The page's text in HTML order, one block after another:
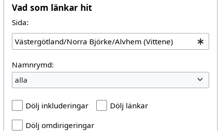
Vad som länkar hit
Sida:
Namnrymd:
alla
Dölj inkluderingar
Dölj länkar
Dölj omdirigeringar